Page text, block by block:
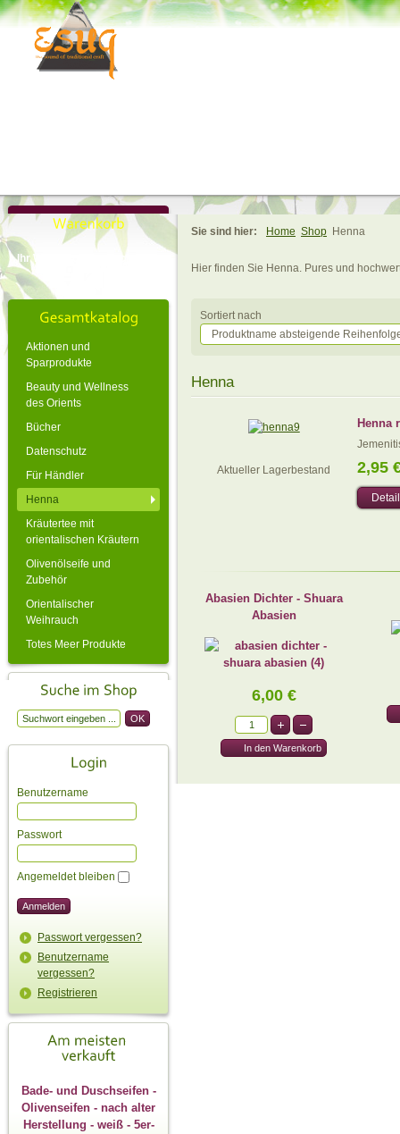
Ihr Warenkorb ist noch leer.
Aktionen und
Sparprodukte
Beauty und Wellness
des Orients
Bücher
Datenschutz
Für Händler
Henna
Kräutertee mit
orientalischen Kräutern
Olivenölseife und
Zubehör
Orientalischer
Weihrauch
Totes Meer Produkte
Benutzername
Passwort
Angemeldet bleiben
Passwort vergessen?
Benutzername
vergessen?
Registrieren
Bade- und Duschseifen -
Olivenseifen - nach alter
Herstellung - weiß - 5er-
Sie sind hier: Home Shop Henna
Hier finden Sie Henna. Pures und
Sortiert nach
Produktname absteigende
Henna
Aktueller Lagerbestand
Henna
2,95
Abasien Dichter - Shuara
Abasien
6,00 €